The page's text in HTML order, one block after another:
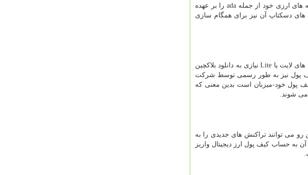
ada را بر عهده
های دسکتاپ آن نیز برای همگام سازی
لایت یا Liteنیازی به دانلود بلاکچین
کیف پول نیز به طور رسمی توسط شرکت
پول خود-میزبان است بدین معنی که
شوند.
رو می توانند تراکنش های جدیدی را به
به حساب کیف پول ارز دیجیتال واریز